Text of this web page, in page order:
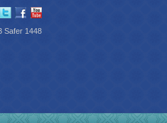
Safer 1448